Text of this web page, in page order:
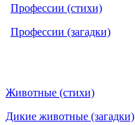
Профессии (стихи)
Профессии (загадки)
Животные (стихи)
Дикие животные (загадки)